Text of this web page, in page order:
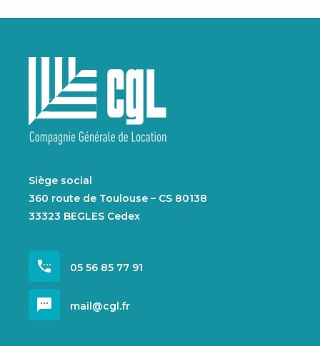
Siège social
360 route de Toulouse – CS 80138
33323 BEGLES Cedex
settings_phone 05 56 85 77 91
sms mail@cgl.fr